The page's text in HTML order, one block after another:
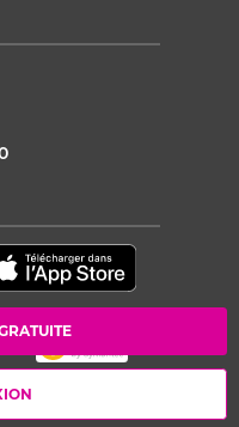
by Ingenio